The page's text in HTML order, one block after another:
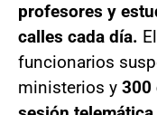
profesores y
calles cada día.
funcionarios
ministerios y 300